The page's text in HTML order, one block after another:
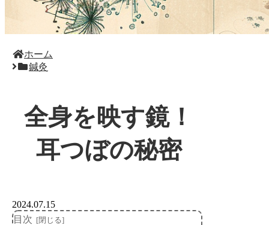
ホーム
鍼灸
全身を映す鏡！
耳つぼの秘密
2024.07.15
目次